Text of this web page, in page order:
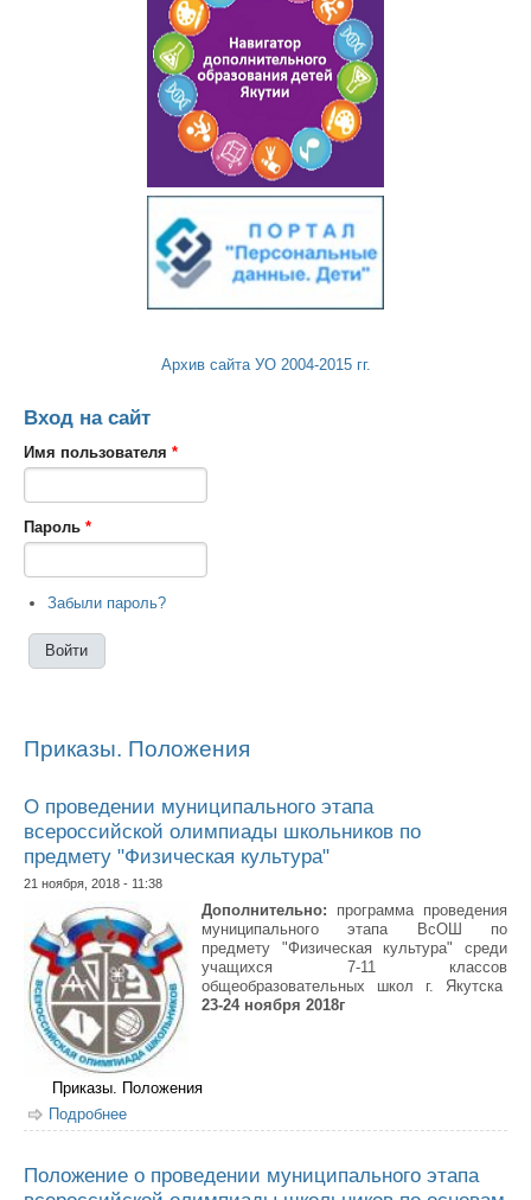
Архив сайта УО 2004-2015 гг.
Вход на сайт
Имя пользователя *
Пароль *
Забыли пароль?
Приказы. Положения
О проведении муниципального этапа
всероссийской олимпиады школьников по
предмету "Физическая культура"
21 ноября, 2018 - 11:38
Дополнительно: программа проведения
муниципального этапа ВcОШ по
предмету "Физическая культура" среди
учащихся 7-11 классов
общеобразовательных школ г. Якутска
23-24 ноября 2018г
Приказы. Положения
Подробнее
олимпиады школьников по предмету "Физическая
Положение о проведении муниципального этапа